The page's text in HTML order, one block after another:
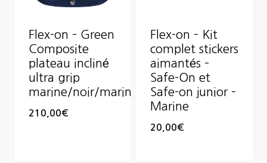
Flex-on – Green
Composite
plateau incliné
ultra grip
marine/noir/marine
210,00€
Flex-on – Kit
complet stickers
aimantés –
Safe-On et
Safe-on junior –
Marine
20,00€